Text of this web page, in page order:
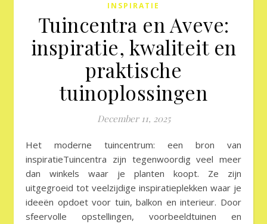
INSPIRATIE
Tuincentra en Aveve:
inspiratie, kwaliteit en
praktische
tuinoplossingen
December 11, 2025
Het moderne tuincentrum: een bron van
inspiratieTuincentra zijn tegenwoordig veel meer
dan winkels waar je planten koopt. Ze zijn
uitgegroeid tot veelzijdige inspiratieplekken waar je
ideeën opdoet voor tuin, balkon en interieur. Door
sfeervolle opstellingen, voorbeeldtuinen en